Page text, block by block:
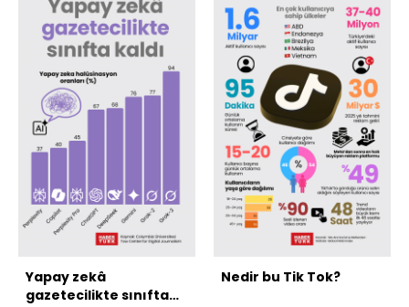
Yapay zekâ
gazetecilikte sınıfta
Nedir bu Tik Tok?